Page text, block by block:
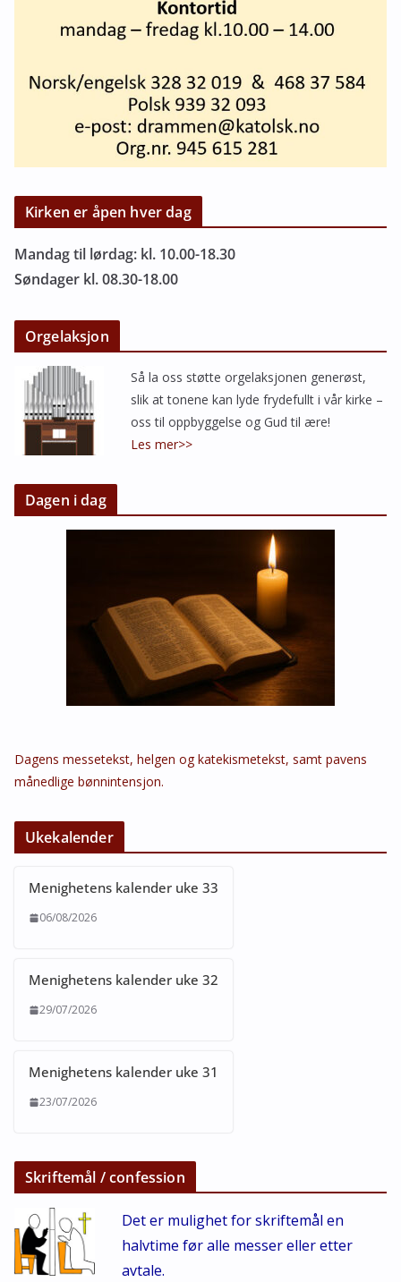
Kirken er åpen hver dag
Mandag til lørdag: kl. 10.00-18.30
Søndager kl. 08.30-18.00
Orgelaksjon
Så la oss støtte orgelaksjonen generøst,
slik at tonene kan lyde frydefullt i vår kirke –
oss til oppbyggelse og Gud til ære!
Les mer>>
Dagen i dag
Dagens messetekst, helgen og katekismetekst, samt pavens
månedlige bønnintensjon.
Ukekalender
Menighetens kalender uke 33
06/08/2026
Menighetens kalender uke 32
29/07/2026
Menighetens kalender uke 31
23/07/2026
Skriftemål / confession
Det er mulighet for skriftemål en
halvtime før alle messer eller etter
avtale.